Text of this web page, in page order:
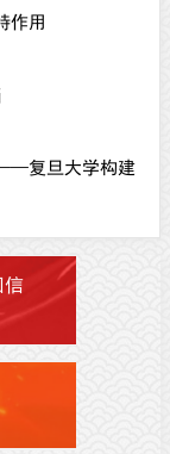
作用
复旦大学构建
信